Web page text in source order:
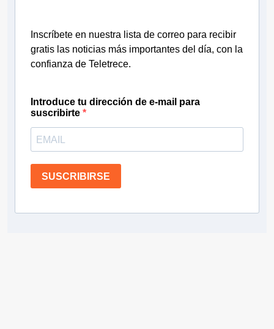
Inscríbete en nuestra lista de correo para recibir
gratis las noticias más importantes del día, con la
confianza de Teletrece.
Introduce tu dirección de e-mail para
suscribirte
SUSCRIBIRSE